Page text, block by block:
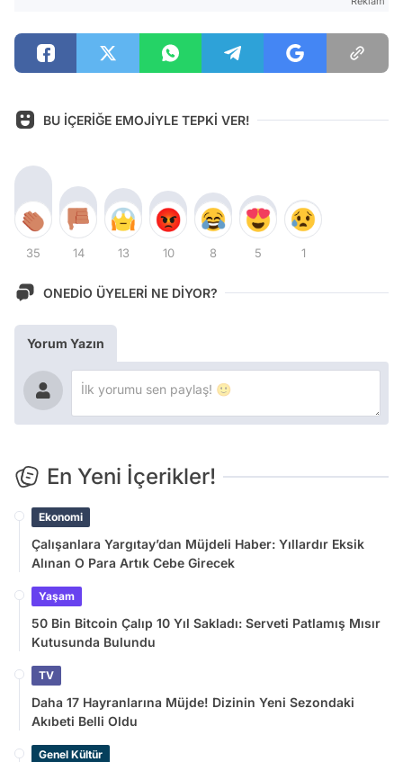
BU İÇERİĞE EMOJİYLE TEPKİ VER!
35 14 13 10 8 5 1
ONEDİO ÜYELERİ NE DİYOR?
Yorum Yazın
En Yeni İçerikler!
Ekonomi
Çalışanlara Yargıtay’dan Müjdeli Haber: Yıllardır Eksik
Alınan O Para Artık Cebe Girecek
Yaşam
50 Bin Bitcoin Çalıp 10 Yıl Sakladı: Serveti Patlamış Mısır
Kutusunda Bulundu
TV
Daha 17 Hayranlarına Müjde! Dizinin Yeni Sezondaki
Akıbeti Belli Oldu
Genel Kültür